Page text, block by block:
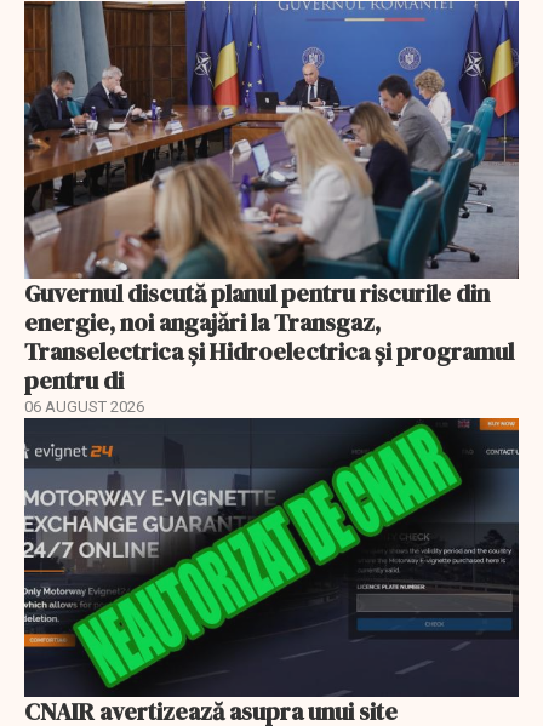
Guvernul discută planul pentru riscurile din
energie, noi angajări la Transgaz,
Transelectrica și Hidroelectrica și programul
pentru di
06 AUGUST 2026
CNAIR avertizează asupra unui site